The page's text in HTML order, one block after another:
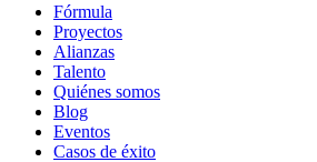
Fórmula
Proyectos
Alianzas
Talento
Quiénes somos
Blog
Eventos
Casos de éxito